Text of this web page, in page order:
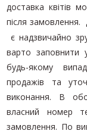
доставка квітів
після замовлення.
є надзвичайно
варто заповнити
будь-якому
продажів та
виконання. В
власний номер
замовлення. По